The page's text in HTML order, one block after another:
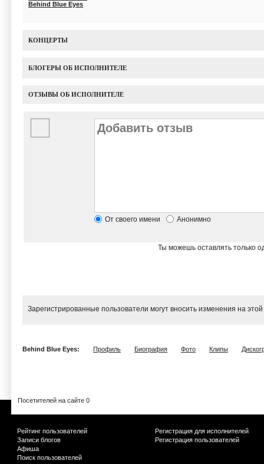
Behind Blue Eyes
КОНЦЕРТЫ
БЛОГЕРЫ ОБ ИСПОЛНИТЕЛЕ
ОТЗЫВЫ ОБ ИСПОЛНИТЕЛЕ
От своего имени Анонимно
Ты можешь оставлять только
Зарегистрированные пользователи могут вносить изменения на
Behind Blue Eyes: Профиль Биография Фото Клипы
Посетителей на сайте 0
Рейтинг пользователей
Записи блогов
Афиша
Поиск пользователей
Регистрация для исполнителей
Регистрация пользователей